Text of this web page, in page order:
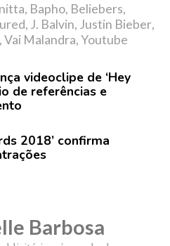
, Bapho, Beliebers,
, J. Balvin, Justin Bieber,
,Vai Malandra,Youtube
videoclipe de ‘Hey
de referências e
2018’ confirma
Barbosa